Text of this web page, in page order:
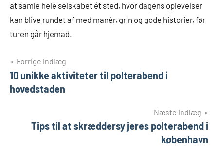
at samle hele selskabet ét sted, hvor dagens oplevelser
kan blive rundet af med manér, grin og gode historier, før
turen går hjemad.
Indlægsnavigation
Forrige indlæg
10 unikke aktiviteter til polterabend i
hovedstaden
Næste indlæg
Tips til at skræddersy jeres polterabend i
københavn